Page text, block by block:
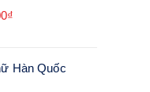
Hàn Quốc